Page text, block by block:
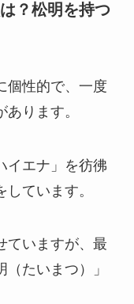
？松明を持つ
個性的で、一度
ります。
イエナ」を彷彿
ています。
ていますが、最
たいまつ）」